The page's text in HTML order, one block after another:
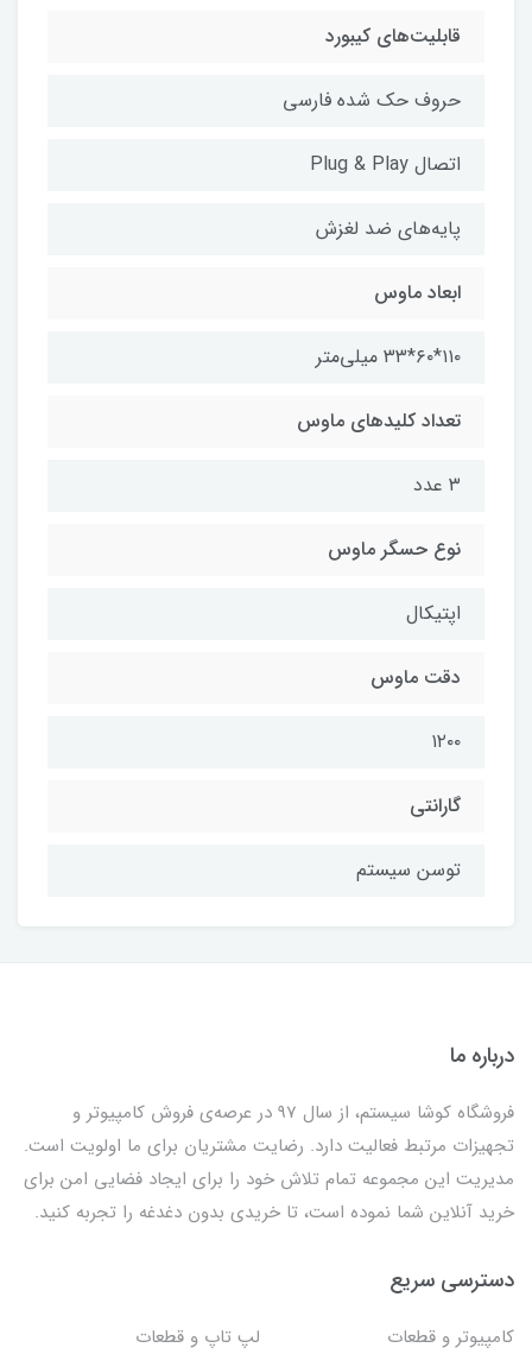
قابلیت‌های کیبورد
حروف حک شده فارسی
اتصال Plug & Play
پایه‌های ضد لغزش
ابعاد ماوس
۱۱۰*۶۰*۳۳ میلی‌متر
تعداد کلیدهای ماوس
۳ عدد
نوع حسگر ماوس
اپتیکال
دقت ماوس
۱۲۰۰
گارانتی
توسن سیستم
درباره ما
فروشگاه کوشا سیستم، از سال 97 در عرصه‌ی فروش کامپیوتر و
تجهیزات مرتبط فعالیت دارد. رضایت مشتریان برای ما اولویت است.
مدیریت این مجموعه تمام تلاش خود را برای ایجاد فضایی امن برای
خرید آنلاین شما نموده است، تا خریدی بدون دغدغه را تجربه کنید.
دسترسی سریع
کامپیوتر و قطعات لپ تاپ و قطعات